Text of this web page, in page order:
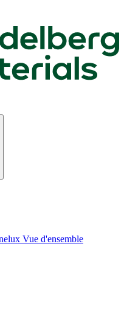
Vue d'ensemble